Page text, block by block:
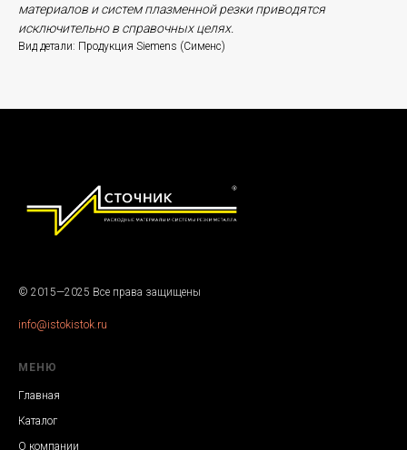
материалов и систем плазменной резки приводятся
исключительно в справочных целях.
Вид детали: Продукция Siemens (Сименс)
© 2015—2025 Все права защищены
info@istokistok.ru
МЕНЮ
Главная
Каталог
О компании